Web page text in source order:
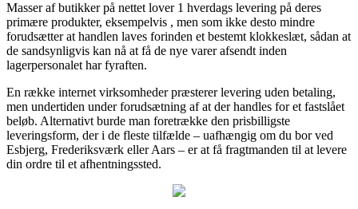
Masser af butikker på nettet lover 1 hverdags levering på deres
primære produkter, eksempelvis , men som ikke desto mindre
forudsætter at handlen laves forinden et bestemt klokkeslæt, sådan at
de sandsynligvis kan nå at få de nye varer afsendt inden
lagerpersonalet har fyraften.
En række internet virksomheder præsterer levering uden betaling,
men undertiden under forudsætning af at der handles for et fastslået
beløb. Alternativt burde man foretrække den prisbilligste
leveringsform, der i de fleste tilfælde – uafhængig om du bor ved
Esbjerg, Frederiksværk eller Aars – er at få fragtmanden til at levere
din ordre til et afhentningssted.